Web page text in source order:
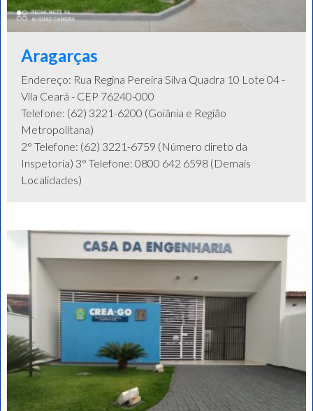
Aragarças
Endereço: Rua Regina Pereira Silva Quadra 10 Lote 04 -
Vila Ceará - CEP 76240-000
Telefone: (62) 3221-6200 (Goiânia e Região
Metropolitana)
2° Telefone: (62) 3221-6759 (Número direto da
Inspetoria) 3° Telefone: 0800 642 6598 (Demais
Localidades)